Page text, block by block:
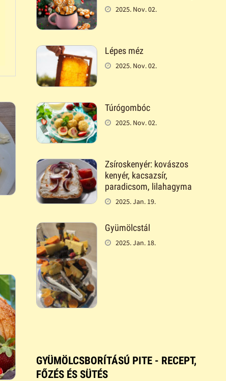
2025. Nov. 02.
Lépes méz
2025. Nov. 02.
Túrógombóc
2025. Nov. 02.
Zsíroskenyér: kovászos
kenyér, kacsazsír,
paradicsom, lilahagyma
2025. Jan. 19.
Gyümölcstál
2025. Jan. 18.
GYÜMÖLCSBORÍTÁSÚ PITE - RECEPT,
FŐZÉS ÉS SÜTÉS